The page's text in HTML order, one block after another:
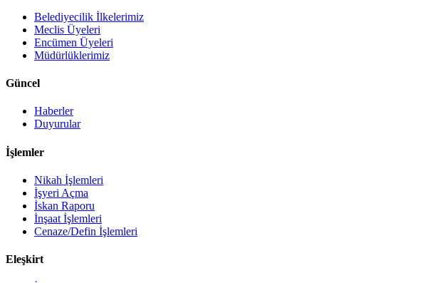
Belediyecilik İlkelerimiz
Meclis Üyeleri
Encümen Üyeleri
Müdürlüklerimiz
Güncel
Haberler
Duyurular
İşlemler
Nikah İşlemleri
İşyeri Açma
İskan Raporu
İnşaat İşlemleri
Cenaze/Defin İşlemleri
Eleşkirt